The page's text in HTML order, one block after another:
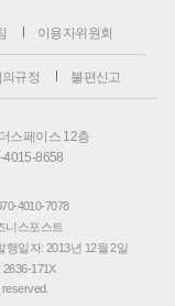
이용자위원회
규정 불편신고
스페이스 12층
4015-8658
4010-7078
니스포스트
행일자: 2013년 12월 2일
2636-171X
reserved.